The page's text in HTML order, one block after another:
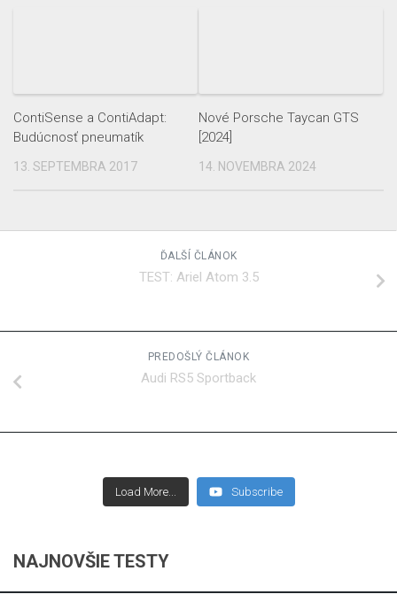
ContiSense a ContiAdapt:
Budúcnosť pneumatík
13. SEPTEMBRA 2017
Nové Porsche Taycan GTS
[2024]
14. NOVEMBRA 2024
ĎALŠÍ ČLÁNOK
TEST: Ariel Atom 3.5
PREDOŠLÝ ČLÁNOK
Audi RS5 Sportback
Load More... Subscribe
NAJNOVŠIE TESTY